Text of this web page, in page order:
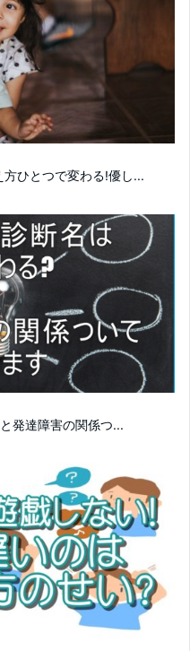
ひとつで変わる!優し...
発達障害の関係つ...